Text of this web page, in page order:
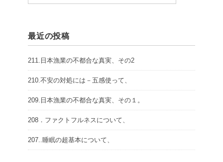
最近の投稿
211.日本漁業の不都合な真実、その2
210.不安の対処には－五感使って、
209.日本漁業の不都合な真実、その１。
208．ファクトフルネスについて、
207..睡眠の超基本について、